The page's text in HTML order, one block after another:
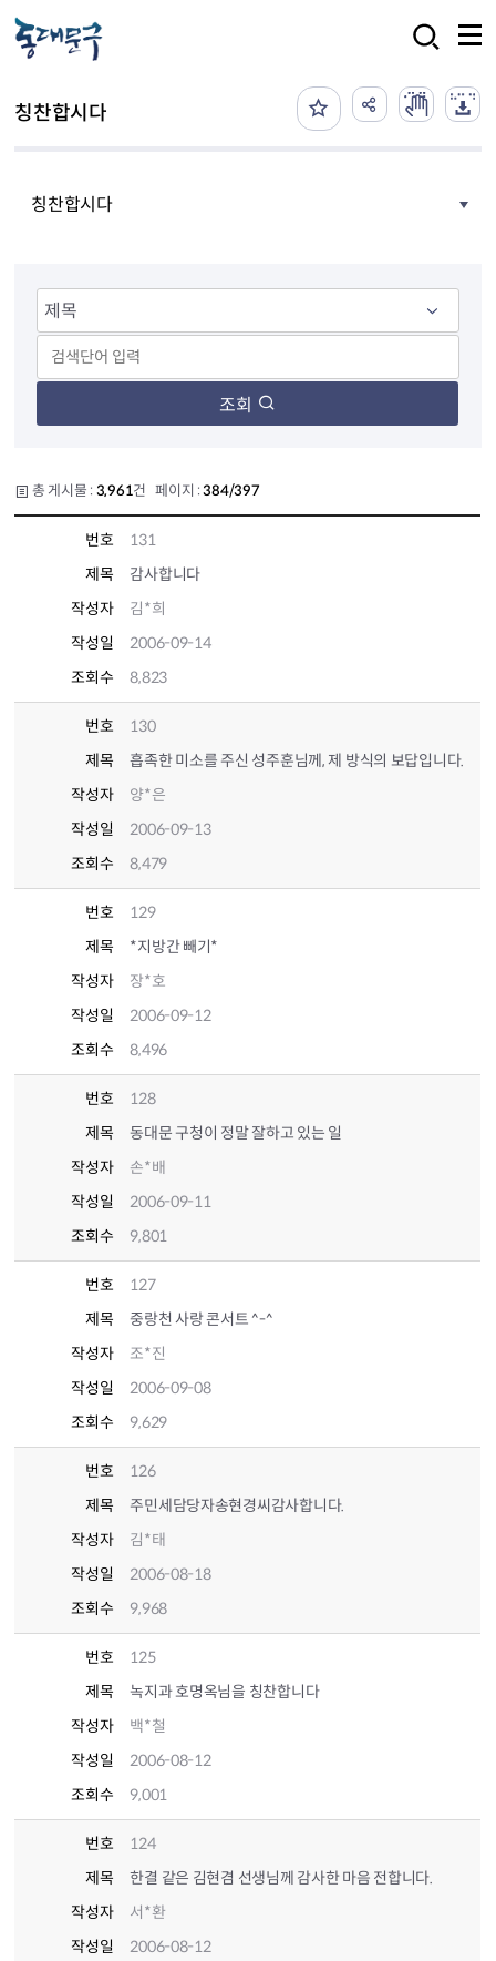
칭찬합시다
칭찬합시다
조회
총 게시물 : 3,961건 페이지 :384/397
번호
131
제목
감사합니다
작성자
김*희
작성일
2006-09-14
조회수
8,823
번호
130
제목
흡족한 미소를 주신 성주훈님께, 제 방식의 보답입니다.
작성자
양*은
작성일
2006-09-13
조회수
8,479
번호
129
제목
*지방간 빼기*
작성자
장*호
작성일
2006-09-12
조회수
8,496
번호
128
제목
동대문 구청이 정말 잘하고 있는 일
작성자
손*배
작성일
2006-09-11
조회수
9,801
번호
127
제목
중랑천 사랑 콘서트 ^-^
작성자
조*진
작성일
2006-09-08
조회수
9,629
번호
126
제목
주민세담당자송현경씨감사합니다.
작성자
김*태
작성일
2006-08-18
조회수
9,968
번호
125
제목
녹지과 호명옥님을 칭찬합니다
작성자
백*철
작성일
2006-08-12
조회수
9,001
번호
124
제목
한결 같은 김현겸 선생님께 감사한 마음 전합니다.
작성자
서*환
작성일
2006-08-12